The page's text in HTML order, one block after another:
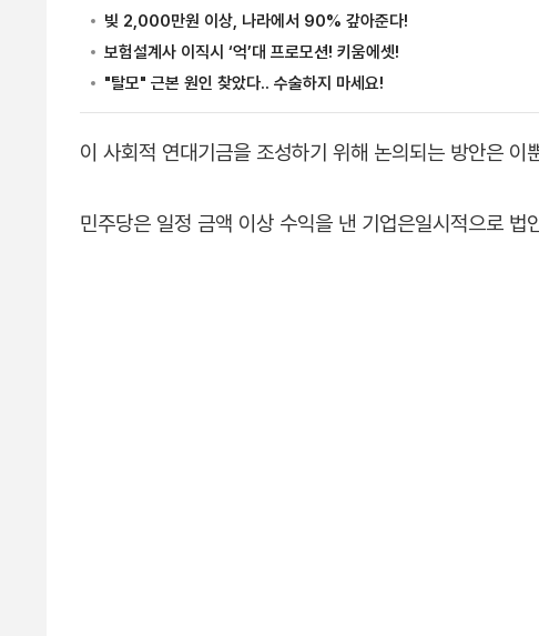
이 사회적 연대기금을 조성하기 위해 논의되는 방안은 이
민주당은 일정 금액 이상 수익을 낸 기업은일시적으로 법